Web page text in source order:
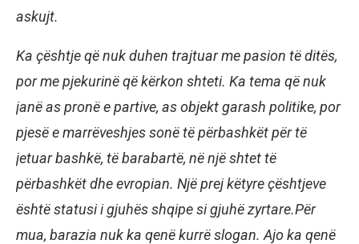
askujt.
Ka çështje që nuk duhen trajtuar me pasion të ditës,
por me pjekurinë që kërkon shteti. Ka tema që nuk
janë as pronë e partive, as objekt garash politike, por
pjesë e marrëveshjes sonë të përbashkët për të
jetuar bashkë, të barabartë, në një shtet të
përbashkët dhe evropian. Një prej këtyre çështjeve
është statusi i gjuhës shqipe si gjuhë zyrtare.Për
mua, barazia nuk ka qenë kurrë slogan. Ajo ka qenë